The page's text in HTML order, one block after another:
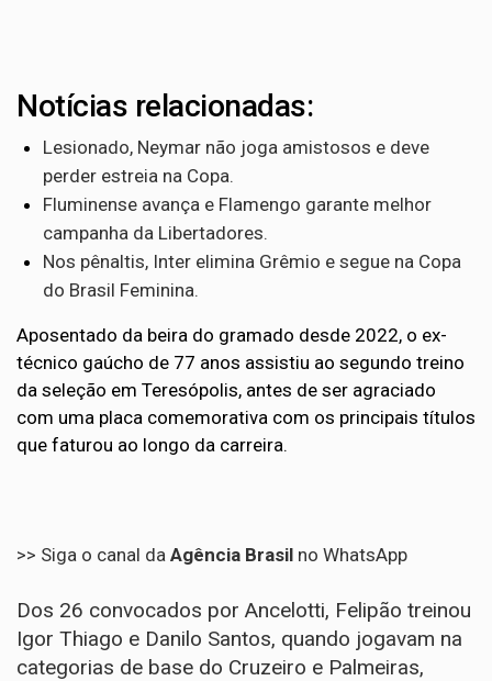
Notícias relacionadas:
Lesionado, Neymar não joga amistosos e deve
perder estreia na Copa.
Fluminense avança e Flamengo garante melhor
campanha da Libertadores.
Nos pênaltis, Inter elimina Grêmio e segue na Copa
do Brasil Feminina.
Aposentado da beira do gramado desde 2022, o ex-
técnico gaúcho de 77 anos assistiu ao segundo treino
da seleção em Teresópolis, antes de ser agraciado
com uma placa comemorativa com os principais títulos
que faturou ao longo da carreira.
>> Siga o canal da Agência Brasil no WhatsApp
Dos 26 convocados por Ancelotti, Felipão treinou
Igor Thiago e Danilo Santos, quando jogavam na
categorias de base do Cruzeiro e Palmeiras,